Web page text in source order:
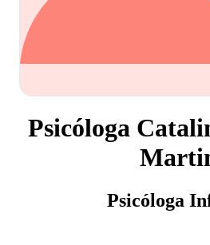
Psicóloga
Psicóloga